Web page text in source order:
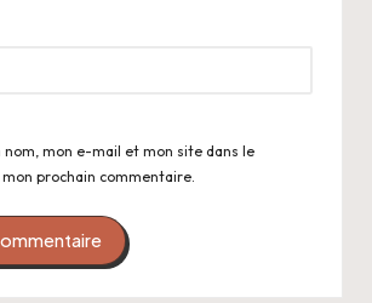
mon e-mail et mon site dans le
prochain commentaire.